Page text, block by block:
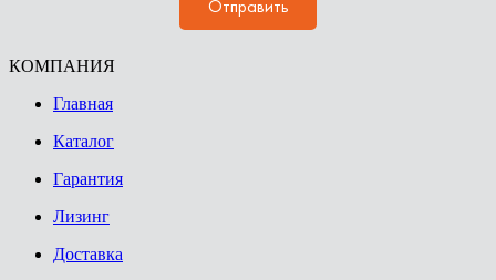
КОМПАНИЯ
Главная
Каталог
Гарантия
Лизинг
Доставка